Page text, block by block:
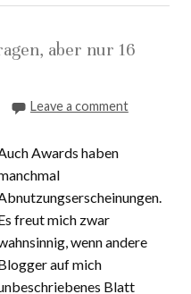
aber nur 16
Leave a comment
Awards haben
freut mich zwar
wenn andere
auf mich
Blatt